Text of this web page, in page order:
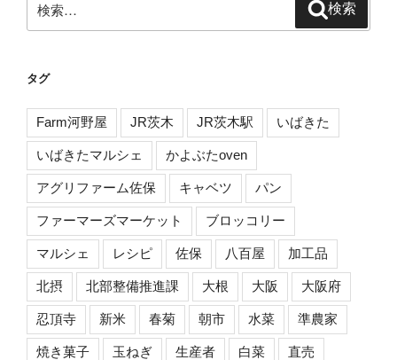
索:
検索
タグ
Farm河野屋 JR茨木 JR茨木駅 いばきた
いばきたマルシェ かよぶたoven
アグリファーム佐保 キャベツ パン
ファーマーズマーケット ブロッコリー
マルシェ レシピ 佐保 八百屋 加工品
北摂 北部整備推進課 大根 大阪 大阪府
忍頂寺 新米 春菊 朝市 水菜 準農家
焼き菓子 玉ねぎ 生産者 白菜 直売